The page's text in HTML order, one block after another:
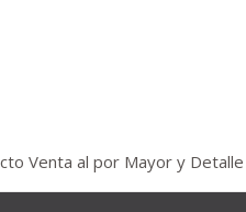
Venta al por Mayor y Detalle